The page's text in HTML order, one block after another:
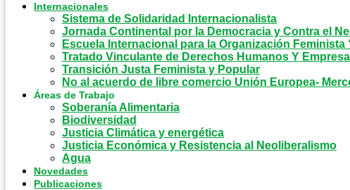
Internacionales
Sistema de Solidaridad Internacionalista
Jornada Continental por la Democracia y Contra el
Escuela Internacional para la Organización Feminista
Tratado Vinculante de Derechos Humanos Y
Transición Justa Feminista y Popular
No al acuerdo de libre comercio Unión Europea-
Áreas de Trabajo
Soberanía Alimentaria
Biodiversidad
Justicia Climática y energética
Justicia Económica y Resistencia al Neoliberalismo
Agua
Novedades
Publicaciones